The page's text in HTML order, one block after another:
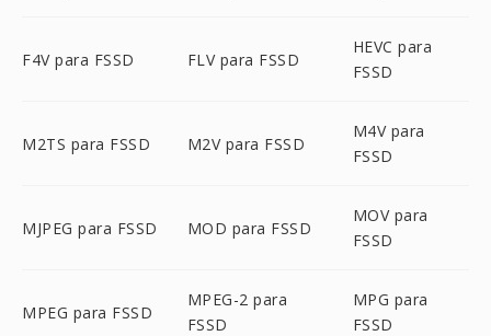
F4V para FSSD FLV para FSSD
HEVC para
FSSD
M2TS para FSSD M2V para FSSD
M4V para
FSSD
MJPEG para FSSD MOD para FSSD
MOV para
FSSD
MPEG para FSSD
MPEG-2 para
FSSD
MPG para
FSSD